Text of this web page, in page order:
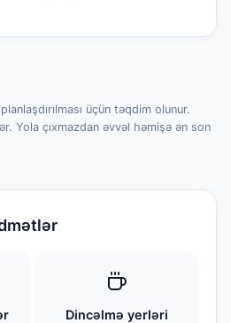
üçün təqdim olunur.
Yola çıxmazdan əvvəl həmişə ən son
Dincəlmə yerləri